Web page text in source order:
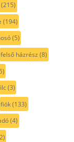
(215)
(194)
(5)
felső házrész (8)
(3)
fiók(133)
(4)